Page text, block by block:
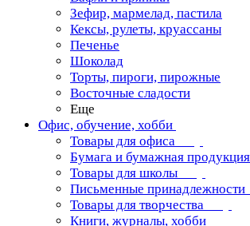
Зефир, мармелад, пастила
Кексы, рулеты, круассаны
Печенье
Шоколад
Торты, пироги, пирожные
Восточные сладости
Еще
Офис, обучение, хобби
Товары для офиса
Бумага и бумажная продукция
Товары для школы
Письменные принадлежности
Товары для творчества
Книги, журналы, хобби